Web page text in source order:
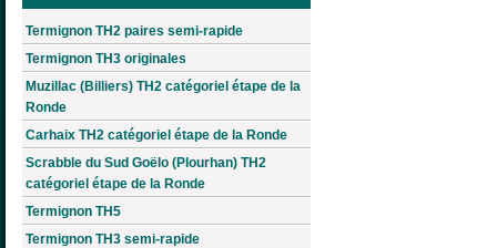
Termignon TH2 paires semi-rapide
Termignon TH3 originales
Muzillac (Billiers) TH2 catégoriel étape de la
Ronde
Carhaix TH2 catégoriel étape de la Ronde
Scrabble du Sud Goëlo (Plourhan) TH2
catégoriel étape de la Ronde
Termignon TH5
Termignon TH3 semi-rapide